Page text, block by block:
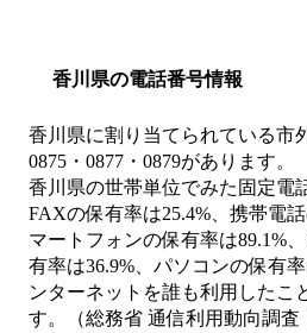
香川県の電話番号情報
香川県に割り当てられている市
0875・0877・0879があります。
香川県の世帯単位でみた固定電
FAXの保有率は25.4%、携帯電
マートフォンの保有率は89.1%
有率は36.9%、パソコンの保有
ンターネットを誰も利用したこ
す。（総務省 通信利用動向調査